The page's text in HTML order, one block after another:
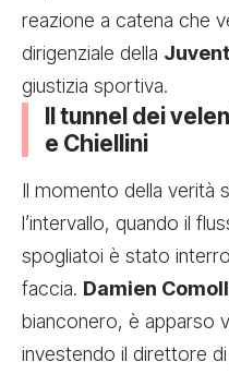
reazione a catena che
dirigenziale della
giustizia sportiva.
Il tunnel dei
e Chiellini
Il momento della verità
l’intervallo, quando il
spogliatoi è stato
faccia. Damien
bianconero, è apparso
investendo il direttore